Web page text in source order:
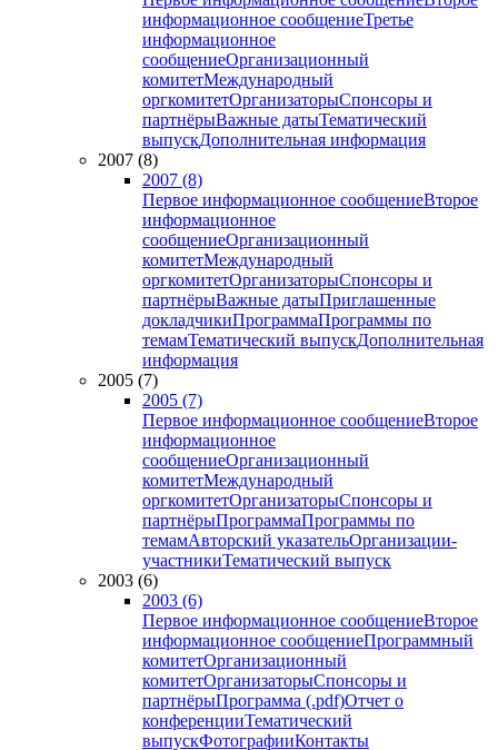
информационное сообщениеТретье
информационное
сообщениеОрганизационный
комитетМеждународный
оргкомитетОрганизаторыСпонсоры и
партнёрыВажные датыТематический
выпускДополнительная информация
2007 (8)
2007 (8)
Первое информационное сообщениеВторое
информационное
сообщениеОрганизационный
комитетМеждународный
оргкомитетОрганизаторыСпонсоры и
партнёрыВажные датыПриглашенные
докладчикиПрограммаПрограммы по
темамТематический выпускДополнительная
информация
2005 (7)
2005 (7)
Первое информационное сообщениеВторое
информационное
сообщениеОрганизационный
комитетМеждународный
оргкомитетОрганизаторыСпонсоры и
партнёрыПрограммаПрограммы по
темамАвторский указательОрганизации-
участникиТематический выпуск
2003 (6)
2003 (6)
Первое информационное сообщениеВторое
информационное сообщениеПрограммный
комитетОрганизационный
комитетОрганизаторыСпонсоры и
партнёрыПрограмма (.pdf)Отчет о
конференцииТематический
выпускФотографииКонтакты